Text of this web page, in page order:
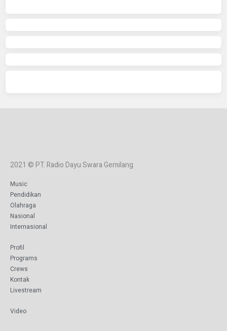
2021 © PT. Radio Dayu Swara Gemilang
Music
Pendidikan
Olahraga
Nasional
Internasional
Profil
Programs
Crews
Kontak
Livestream
Video